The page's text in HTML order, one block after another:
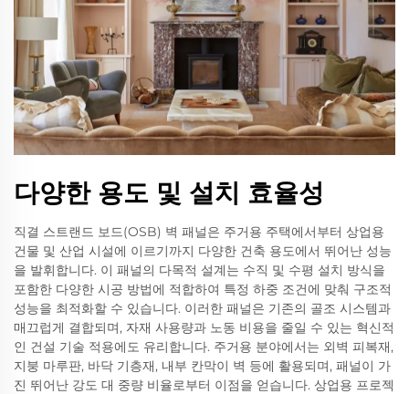
다양한 용도 및 설치 효율성
직결 스트랜드 보드(OSB) 벽 패널은 주거용 주택에서부터 상업용
건물 및 산업 시설에 이르기까지 다양한 건축 용도에서 뛰어난 성능
을 발휘합니다. 이 패널의 다목적 설계는 수직 및 수평 설치 방식을
포함한 다양한 시공 방법에 적합하여 특정 하중 조건에 맞춰 구조적
성능을 최적화할 수 있습니다. 이러한 패널은 기존의 골조 시스템과
매끄럽게 결합되며, 자재 사용량과 노동 비용을 줄일 수 있는 혁신적
인 건설 기술 적용에도 유리합니다. 주거용 분야에서는 외벽 피복재,
지붕 마루판, 바닥 기층재, 내부 칸막이 벽 등에 활용되며, 패널이 가
진 뛰어난 강도 대 중량 비율로부터 이점을 얻습니다. 상업용 프로젝